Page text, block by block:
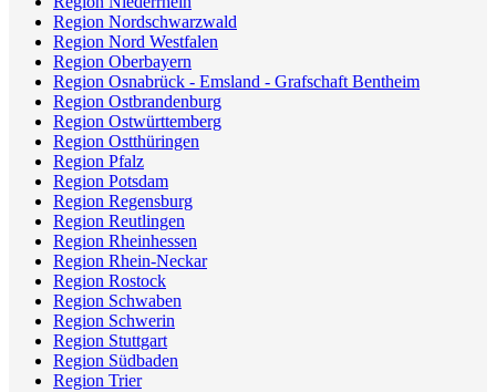
Region Nordschwarzwald
Region Nord Westfalen
Region Oberbayern
Region Osnabrück - Emsland - Grafschaft Bentheim
Region Ostbrandenburg
Region Ostwürttemberg
Region Ostthüringen
Region Pfalz
Region Potsdam
Region Regensburg
Region Reutlingen
Region Rheinhessen
Region Rhein-Neckar
Region Rostock
Region Schwaben
Region Schwerin
Region Stuttgart
Region Südbaden
Region Trier